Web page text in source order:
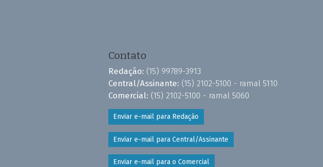
Contato
Redação: (15) 99789-3913
Central/Assinante: (15) 2102-5100 - ramal 5110
Comercial: (15) 2102-5100 - ramal 5060
Enviar e-mail para Redação
Enviar e-mail para Central/Assinante
Enviar e-mail para o Comercial